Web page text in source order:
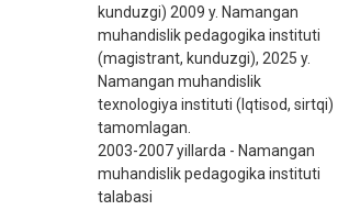
kunduzgi) 2009 y. Namangan
muhandislik pedagogika instituti
(magistrant, kunduzgi), 2025 y.
Namangan muhandislik
texnologiya instituti (Iqtisod, sirtqi)
tamomlagan.
2003-2007 yillarda - Namangan
muhandislik pedagogika instituti
talabasi